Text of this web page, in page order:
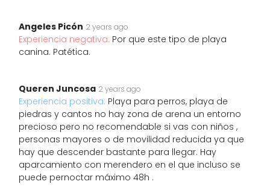
Angeles Picón 2 years ago
Experiencia negativa: Por que este tipo de playa
canina. Patética.
Queren Juncosa 2 years ago
Experiencia positiva: Playa para perros, playa de
piedras y cantos no hay zona de arena un entorno
precioso pero no recomendable si vas con niños ,
personas mayores o de movilidad reducida ya que
hay que descender bastante para llegar. Hay
aparcamiento con merendero en el que incluso se
puede pernoctar máximo 48h .